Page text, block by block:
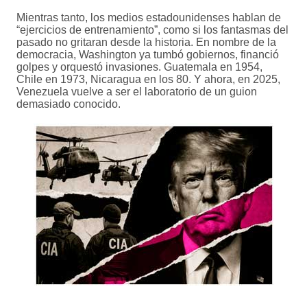
Mientras tanto, los medios estadounidenses hablan de
“ejercicios de entrenamiento”, como si los fantasmas del
pasado no gritaran desde la historia. En nombre de la
democracia, Washington ya tumbó gobiernos, financió
golpes y orquestó invasiones. Guatemala en 1954,
Chile en 1973, Nicaragua en los 80. Y ahora, en 2025,
Venezuela vuelve a ser el laboratorio de un guion
demasiado conocido.